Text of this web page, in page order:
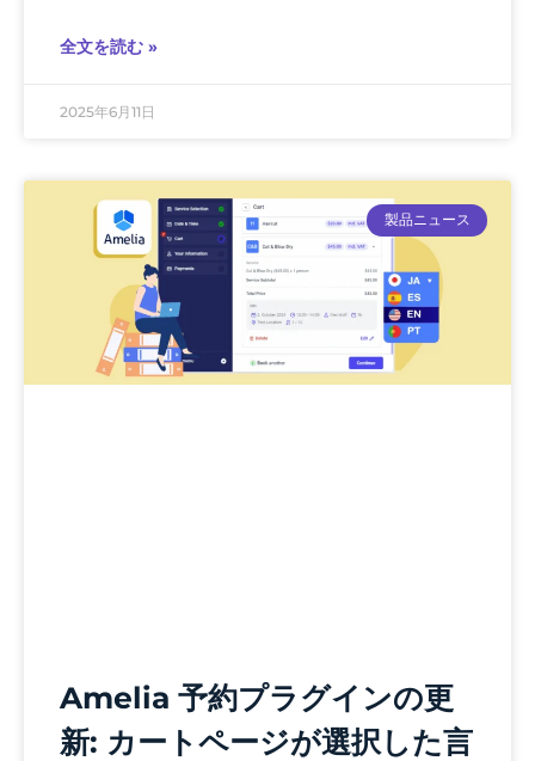
全文を読む »
2025年6月11日
製品ニュース
Amelia 予約プラグインの更
新: カートページが選択した言